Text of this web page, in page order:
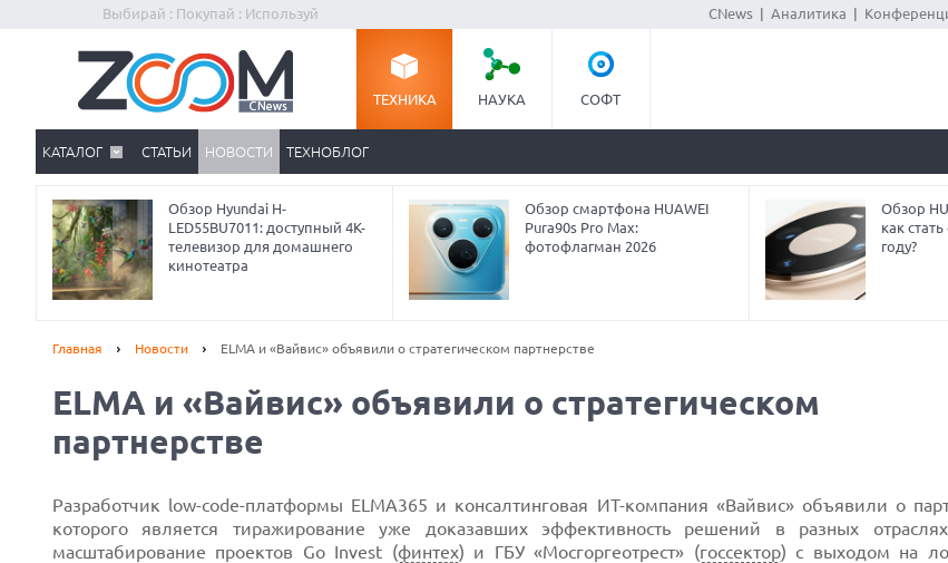
Выбирай : Покупай : Используй CNews| Аналитика
ТЕХНИКА НАУКА СОФТ
КАТАЛОГ СТАТЬИ НОВОСТИ ТЕХНОБЛОГ
Обзор Hyundai H-
LED55BU7011: доступный 4K-
телевизор для домашнего
кинотеатра
Обзор смартфона HUAWEI
Pura90s Pro Max:
фотофлагман 2026
Обзор
как
году?
Главная Новости ELMA и «Вайвис» объявили о стратегическом партнерстве
ELMA и «Вайвис» объявили о стратегическом
партнерстве
Разработчик low-code-платформы ELMA365 и консалтинговая ИТ-компания «Вайвис» объявили о
которого является тиражирование уже доказавших эффективность решений в разных
масштабирование проектов Go Invest (финтех) и ГБУ «Мосгоргеотрест» (госсектор) с выходом на
Prev